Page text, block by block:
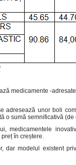
medicamente -
adresează unor boli
o sumă semnificativă
medicamentele
în creștere.
dar modelul existent